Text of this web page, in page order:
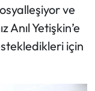
ve
Anıl Yetişkin’e
için